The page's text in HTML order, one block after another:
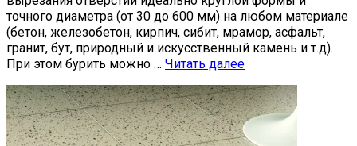
точного диаметра (от 30 до 600 мм) на любом материале
(бетон, железобетон, кирпич, сибит, мрамор, асфальт,
гранит, бут, природный и искусственный камень и т.д).
При этом бурить можно … Читать далее